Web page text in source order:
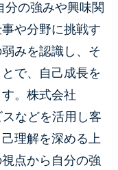
分の強みや興味関
や分野に挑戦す
みを認識し、そ
で、自己成長を
。株式会社
スなどを活用し客
理解を深める上
点から自分の強